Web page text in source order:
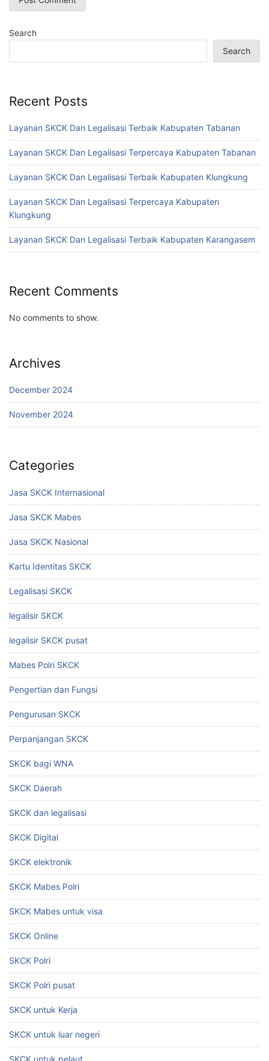
Search
Search
Recent Posts
Layanan SKCK Dan Legalisasi Terbaik Kabupaten Tabanan
Layanan SKCK Dan Legalisasi Terpercaya Kabupaten Tabanan
Layanan SKCK Dan Legalisasi Terbaik Kabupaten Klungkung
Layanan SKCK Dan Legalisasi Terpercaya Kabupaten
Klungkung
Layanan SKCK Dan Legalisasi Terbaik Kabupaten Karangasem
Recent Comments
No comments to show.
Archives
December 2024
November 2024
Categories
Jasa SKCK Internasional
Jasa SKCK Mabes
Jasa SKCK Nasional
Kartu Identitas SKCK
Legalisasi SKCK
legalisir SKCK
legalisir SKCK pusat
Mabes Polri SKCK
Pengertian dan Fungsi
Pengurusan SKCK
Perpanjangan SKCK
SKCK bagi WNA
SKCK Daerah
SKCK dan legalisasi
SKCK Digital
SKCK elektronik
SKCK Mabes Polri
SKCK Mabes untuk visa
SKCK Online
SKCK Polri
SKCK Polri pusat
SKCK untuk Kerja
SKCK untuk luar negeri
SKCK untuk pelaut